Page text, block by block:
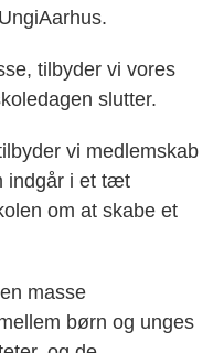
tilbyder vi vores
slutter.
vi medlemskab
indgår i et tæt
om at skabe et
masse
børn og unges